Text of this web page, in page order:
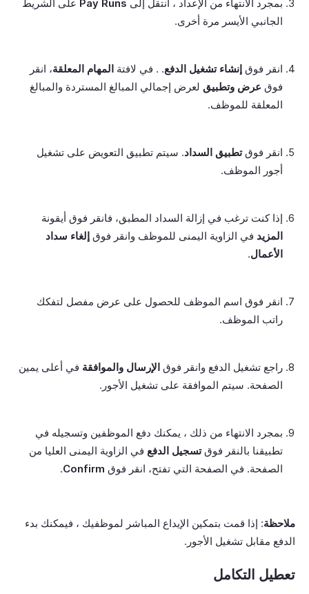
بمجرد الانتهاء من الإعداد ، انتقل إلى Pay Runs على الشريط
الجانبي الأيسر مرة أخرى.
انقر فوق إنشاء تشغيل الدفع. . في لافتة المهام المعلقة، انقر
فوق عرض وتطبيق لعرض إجمالي المبالغ المستردة والمبالغ
المعلقة للموظف.
انقر فوقتطبيق السداد. سيتم تطبيق التعويض على تشغيل
أجور الموظف.
إذا كنت ترغب في إزالة السداد المطبق، فانقر فوق أيقونة
المزيد في الزاوية اليمنى للموظف وانقر فوق إلغاء سداد
الأعمال.
انقر فوق اسم الموظف للحصول على عرض مفصل لتفكك
راتب الموظف.
راجع تشغيل الدفع وانقر فوق الإرسال والموافقة في أعلى يمين
الصفحة. سيتم الموافقة على تشغيل الأجور.
بمجرد الانتهاء من ذلك ، يمكنك دفع الموظفين وتسجيله في
تطبيقنا بالنقر فوقتسجيل الدفع في الزاوية اليمنى العليا من
الصفحة. في الصفحة التي تفتح، انقر فوق Confirm
.
ملاحظة: إذا قمت بتمكين الإيداع المباشر لموظفيك ، فيمكنك بدء
الدفع مقابل تشغيل الأجور.
تعطيل التكامل